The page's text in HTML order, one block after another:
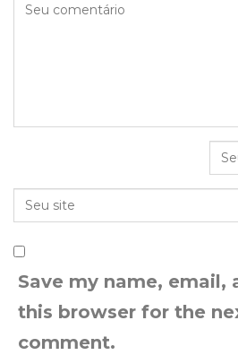
Save my name, email,
this browser for the
comment.